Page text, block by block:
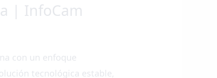
| InfoCam
con un enfoque
tecnológica estable,